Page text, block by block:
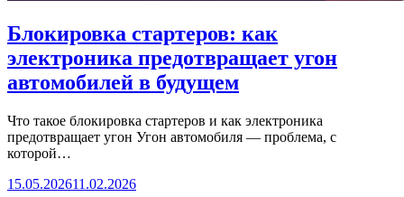
Блокировка стартеров: как
электроника предотвращает угон
автомобилей в будущем
Что такое блокировка стартеров и как электроника
предотвращает угон Угон автомобиля — проблема, с
которой…
15.05.202611.02.2026